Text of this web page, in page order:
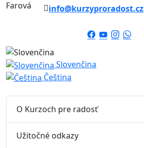
info@kurzyproradost.cz
Slovenčina
Čeština
O Kurzoch pre radosť
Užitočné odkazy